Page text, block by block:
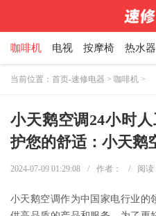
咖啡机 电视 按摩椅 热水器
当前位置： 首页-速修电器 > 咖啡机 >
小天鹅空调24小时
护您的舒适：小天鹅
2024-07-09 01:29:08 / 作者： / 阅读
小天鹅空调作为中国家电行业的